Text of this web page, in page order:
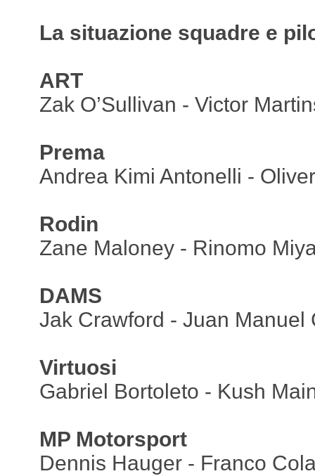
La situazione squadre e
ART
Zak O’Sullivan - Victor
Prema
Andrea Kimi Antonelli -
Rodin
Zane Maloney - Rinomo
DAMS
Jak Crawford - Juan Manuel
Virtuosi
Gabriel Bortoleto - Kush
MP Motorsport
Dennis Hauger - Franco